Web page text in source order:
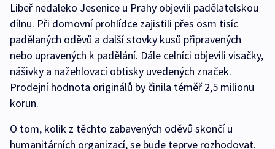
Libeř nedaleko Jesenice u Prahy objevili padělatelskou
dílnu. Při domovní prohlídce zajistili přes osm tisíc
padělaných oděvů a další stovky kusů připravených
nebo upravených k padělání. Dále celníci objevili visačky,
nášivky a nažehlovací obtisky uvedených značek.
Prodejní hodnota originálů by činila téměř 2,5 milionu
korun.
O tom, kolik z těchto zabavených oděvů skončí u
humanitárních organizací, se bude teprve rozhodovat.